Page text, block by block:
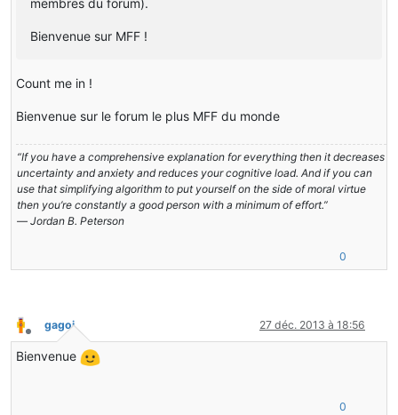
membres du forum).
Bienvenue sur MFF !
Count me in !
Bienvenue sur le forum le plus MFF du monde
“If you have a comprehensive explanation for everything then it decreases
uncertainty and anxiety and reduces your cognitive load. And if you can
use that simplifying algorithm to put yourself on the side of moral virtue
then you’re constantly a good person with a minimum of effort.”
― Jordan B. Peterson
0
Hors-ligne
gagoi 27 déc. 2013 à 18:56
Bienvenue
0